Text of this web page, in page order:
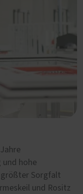
hohe
größter Sorgfalt
und Rositz